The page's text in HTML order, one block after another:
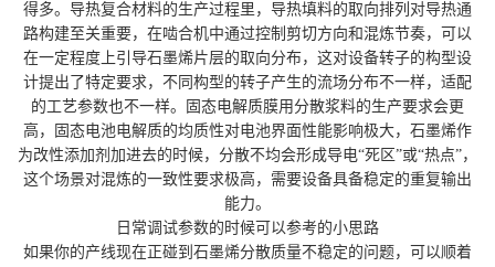
得多。导热复合材料的生产过程里，导热填料的取向排列对导热通
路构建至关重要，在啮合机中通过控制剪切方向和混炼节奏，可以
在一定程度上引导石墨烯片层的取向分布，这对设备转子的构型设
计提出了特定要求，不同构型的转子产生的流场分布不一样，适配
的工艺参数也不一样。固态电解质膜用分散浆料的生产要求会更
高，固态电池电解质的均质性对电池界面性能影响极大，石墨烯作
为改性添加剂加进去的时候，分散不均会形成导电“死区”或“热点”，
这个场景对混炼的一致性要求极高，需要设备具备稳定的重复输出
能力。
日常调试参数的时候可以参考的小思路
如果你的产线现在正碰到石墨烯分散质量不稳定的问题，可以顺着